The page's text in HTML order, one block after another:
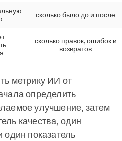
сколько было до и после
сколько правок, ошибок и
возвратов
метрику ИИ от
определить
улучшение, затем
качества, один
один показатель